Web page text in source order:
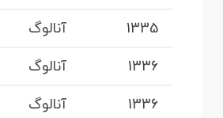
1335
آنالوگ
1336
آنالوگ
1336
آنالوگ